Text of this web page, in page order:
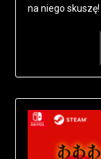
na niego skuszę!